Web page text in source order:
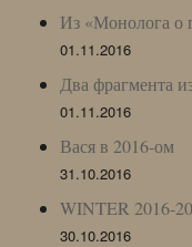
Из «Монолога о
01.11.2016
Два фрагмента
01.11.2016
Вася в 2016-ом
31.10.2016
WINTER 2016-
30.10.2016